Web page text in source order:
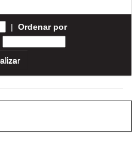
| Ordenar por